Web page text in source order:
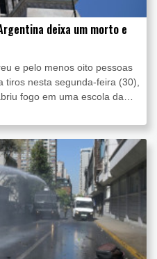
deixa um morto e
e pelo menos oito pessoas
tiros nesta segunda-feira (30),
fogo em uma escola da
locais.